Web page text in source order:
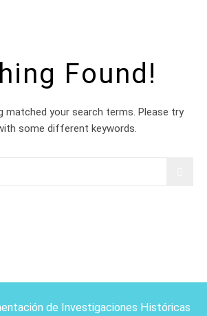
Found!
matched your search terms. Please try
some different keywords.
de Investigaciones Históricas